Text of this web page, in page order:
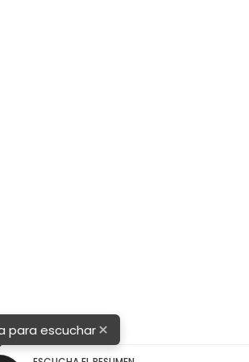
para escuchar×